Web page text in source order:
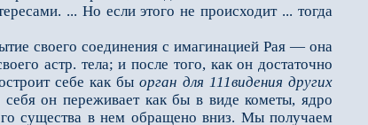
... Но если этого не происходит ... тогда
своего соедине­ния с имагинацией Рая — она
астр. тела; и после того, как он достаточно
себе как быорган для 111видения других
он переживает как бы в виде кометы, ядро
существа в нем обращено вниз. Мы получаем